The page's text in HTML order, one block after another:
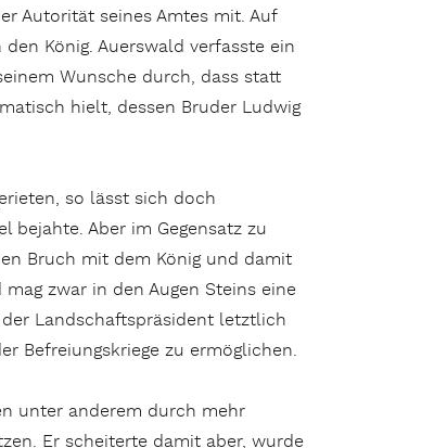
Autorität seines Amtes mit. Auf
König. Auerswald verfasste ein
Wunsche durch, dass statt
hielt, dessen Bruder Ludwig
so lässt sich doch
bejahte. Aber im Gegensatz zu
Bruch mit dem König und damit
zwar in den Augen Steins eine
Landschaftspräsident letztlich
Befreiungskriege zu ermöglichen.
unter anderem durch mehr
Er scheiterte damit aber, wurde